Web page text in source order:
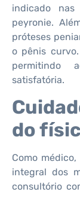
indicado
peyronie.
próteses
o pênis
permitindo
satisfatória.
do
Como
integral dos
consultório